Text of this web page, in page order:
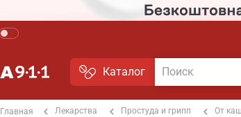
Каталог
Главная Лекарства Простуда и грипп От